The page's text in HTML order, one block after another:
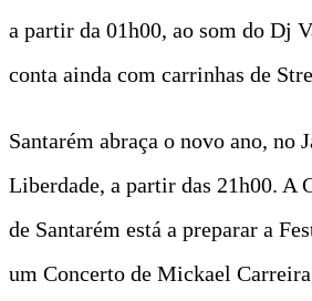
a partir da 01h00, ao som do Dj
conta ainda com carrinhas de
Santarém abraça o novo ano, no
Liberdade, a partir das 21h00. A
de Santarém está a preparar a
um Concerto de Mickael